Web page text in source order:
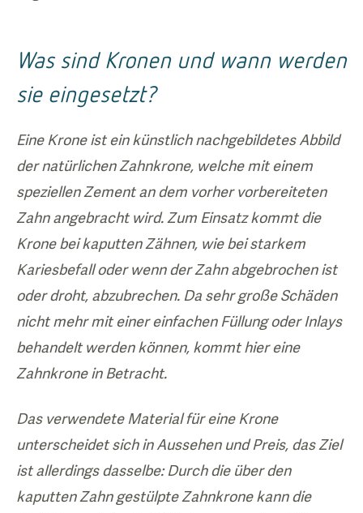
Was sind Kronen und wann werden
sie eingesetzt?
Eine Krone ist ein künstlich nachgebildetes Abbild
der natürlichen Zahnkrone, welche mit einem
speziellen Zement an dem vorher vorbereiteten
Zahn angebracht wird. Zum Einsatz kommt die
Krone bei kaputten Zähnen, wie bei starkem
Kariesbefall oder wenn der Zahn abgebrochen ist
oder droht, abzubrechen. Da sehr große Schäden
nicht mehr mit einer einfachen Füllung oder Inlays
behandelt werden können, kommt hier eine
Zahnkrone in Betracht.
Das verwendete Material für eine Krone
unterscheidet sich in Aussehen und Preis, das Ziel
ist allerdings dasselbe: Durch die über den
kaputten Zahn gestülpte Zahnkrone kann die